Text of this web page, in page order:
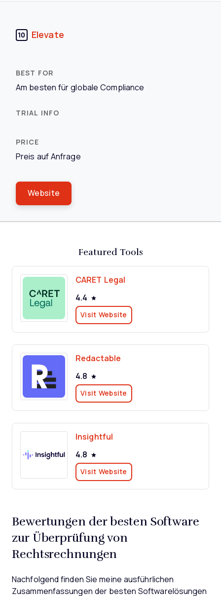
10 Elevate
Am besten für globale Compliance
Preis auf Anfrage
Website
Featured Tools
CARET Legal
4.4
Visit Website
Redactable
4.8
Visit Website
Insightful
4.8
Visit Website
Bewertungen der besten Software
zur Überprüfung von
Rechtsrechnungen
Nachfolgend finden Sie meine ausführlichen
Zusammenfassungen der besten Softwarelösungen